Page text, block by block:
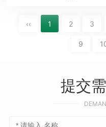
‹‹ 1 2 3
9
提交